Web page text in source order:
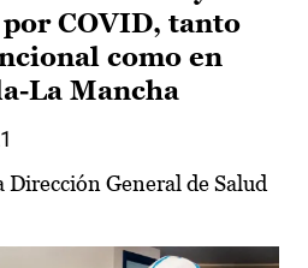
COVID, tanto
como en
La Mancha
General de Salud